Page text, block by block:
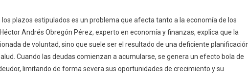
plazos estipulados es un problema que afecta tanto a la economía de los
Andrés Obregón Pérez, experto en economía y finanzas, explica que la
de voluntad, sino que suele ser el resultado de una deficiente
Cuando las deudas comienzan a acumularse, se genera un efecto bola de
limitando de forma severa sus oportunidades de crecimiento y su